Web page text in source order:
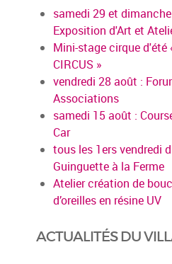
samedi 29 et
Exposition d'Art et
Mini-stage cirque d'été
CIRCUS »
vendredi 28 août :
Associations
samedi 15 août :
Car
tous les 1ers vendredi
Guinguette à la Ferme
Atelier création de
d’oreilles en résine UV
ACTUALITÉS DU